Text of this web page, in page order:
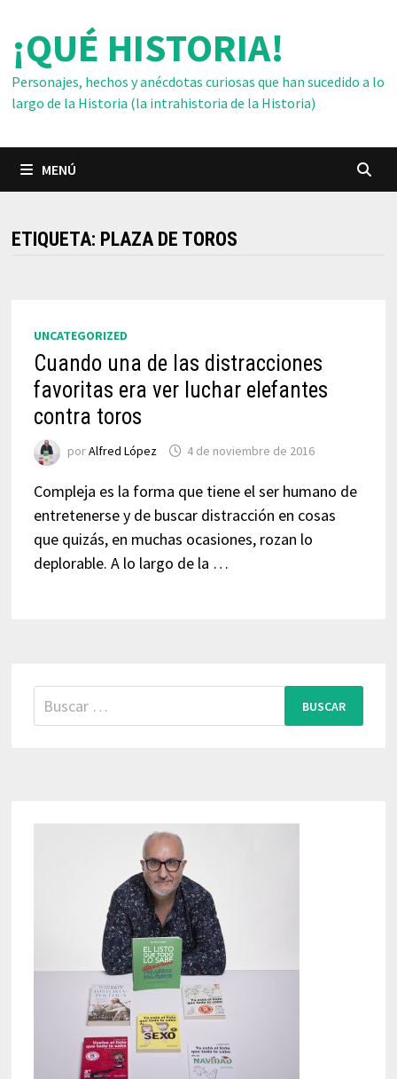
contenido
¡QUÉ HISTORIA!
Personajes, hechos y anécdotas curiosas que han sucedido a lo
largo de la Historia (la intrahistoria de la Historia)
MENÚ
ETIQUETA: PLAZA DE TOROS
UNCATEGORIZED
Cuando una de las distracciones
favoritas era ver luchar elefantes
contra toros
porAlfred López 4 de noviembre de 2016
Compleja es la forma que tiene el ser humano de
entretenerse y de buscar distracción en cosas
que quizás, en muchas ocasiones, rozan lo
deplorable. A lo largo de la …
Buscar: